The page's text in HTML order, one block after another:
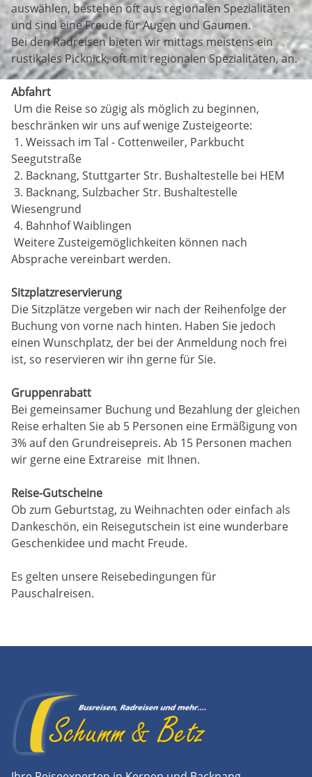
auswählen, bestehen oft aus regionalen Spezialitäten
und sind eine Freude für Augen und Gaumen.
Bei den Radreisen bieten wir mittags meistens ein
rustikales Picknick, oft mit regionalen Spezialitäten, an.
Abfahrt
Um die Reise so zügig als möglich zu beginnen,
beschränken wir uns auf wenige Zusteigeorte:
1. Weissach im Tal - Cottenweiler, Parkbucht
Seegutstraße
2. Backnang, Stuttgarter Str. Bushaltestelle bei HEM
3. Backnang, Sulzbacher Str. Bushaltestelle
Wiesengrund
4. Bahnhof Waiblingen
Weitere Zusteigemöglichkeiten können nach
Absprache vereinbart werden.
Sitzplatzreservierung
Die Sitzplätze vergeben wir nach der Reihenfolge der
Buchung von vorne nach hinten. Haben Sie jedoch
einen Wunschplatz, der bei der Anmeldung noch frei
ist, so reservieren wir ihn gerne für Sie.
Gruppenrabatt
Bei gemeinsamer Buchung und Bezahlung der gleichen
Reise erhalten Sie ab 5 Personen eine Ermäßigung von
3% auf den Grundreisepreis. Ab 15 Personen machen
wir gerne eine Extrareise mit Ihnen.
Reise-Gutscheine
Ob zum Geburtstag, zu Weihnachten oder einfach als
Dankeschön, ein Reisegutschein ist eine wunderbare
Geschenkidee und macht Freude.
Es gelten unsere Reisebedingungen für
Pauschalreisen.